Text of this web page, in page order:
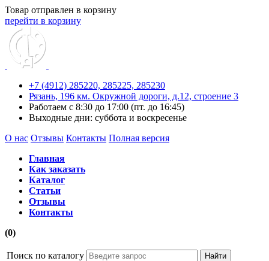
Товар отправлен в корзину
перейти в корзину
+7 (4912) 285220, 285225, 285230
Рязань, 196 км. Окружной дороги, д.12, строение 3
Работаем с 8:30 до 17:00 (пт. до 16:45)
Выходные дни: суббота и воскресенье
О нас Отзывы Контакты Полная версия
Главная
Как заказать
Каталог
Статьи
Отзывы
Контакты
(0)
Поиск по каталогу